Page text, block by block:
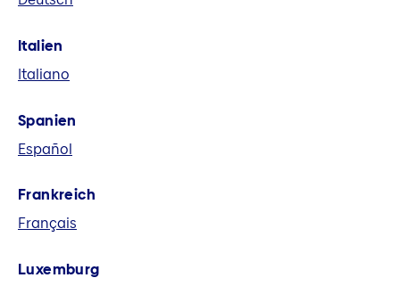
eine führende europäische
Märkten und global Versicherungs-,
Vorsorge- und Finanzlösungen an.
Italien
Italiano
Spanien
Español
Frankreich
Français
Luxemburg